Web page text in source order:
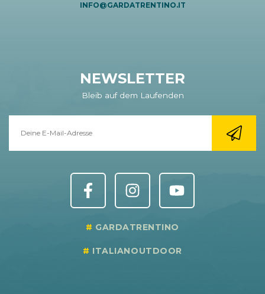
INFO@GARDATRENTINO.IT
NEWSLETTER
Bleib auf dem Laufenden
GARDATRENTINO
ITALIANOUTDOOR